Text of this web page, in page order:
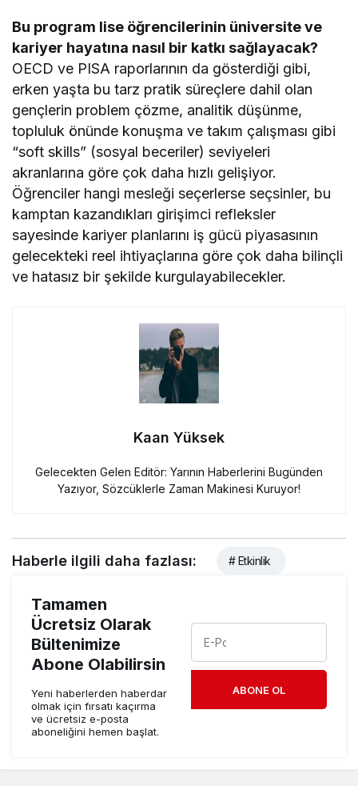
Bu program lise öğrencilerinin üniversite ve
kariyer hayatına nasıl bir katkı sağlayacak?
OECD ve PISA raporlarının da gösterdiği gibi,
erken yaşta bu tarz pratik süreçlere dahil olan
gençlerin problem çözme, analitik düşünme,
topluluk önünde konuşma ve takım çalışması gibi
“soft skills” (sosyal beceriler) seviyeleri
akranlarına göre çok daha hızlı gelişiyor.
Öğrenciler hangi mesleği seçerlerse seçsinler, bu
kamptan kazandıkları girişimci refleksler
sayesinde kariyer planlarını iş gücü piyasasının
gelecekteki reel ihtiyaçlarına göre çok daha bilinçli
ve hatasız bir şekilde kurgulayabilecekler.
Kaan Yüksek
Gelecekten Gelen Editör: Yarının Haberlerini Bugünden
Yazıyor, Sözcüklerle Zaman Makinesi Kuruyor!
Haberle ilgili daha fazlası: # Etkinlik
Tamamen
Ücretsiz Olarak
Bültenimize
Abone Olabilirsin
Yeni haberlerden haberdar
olmak için fırsatı kaçırma
ve ücretsiz e-posta
aboneliğini hemen başlat.
ABONE OL